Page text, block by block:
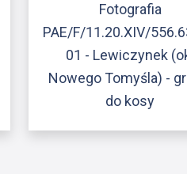
Fotografia
PAE/F/11.20.XIV/
01 - Lewiczynek
Nowego Tomyśla) -
do kosy